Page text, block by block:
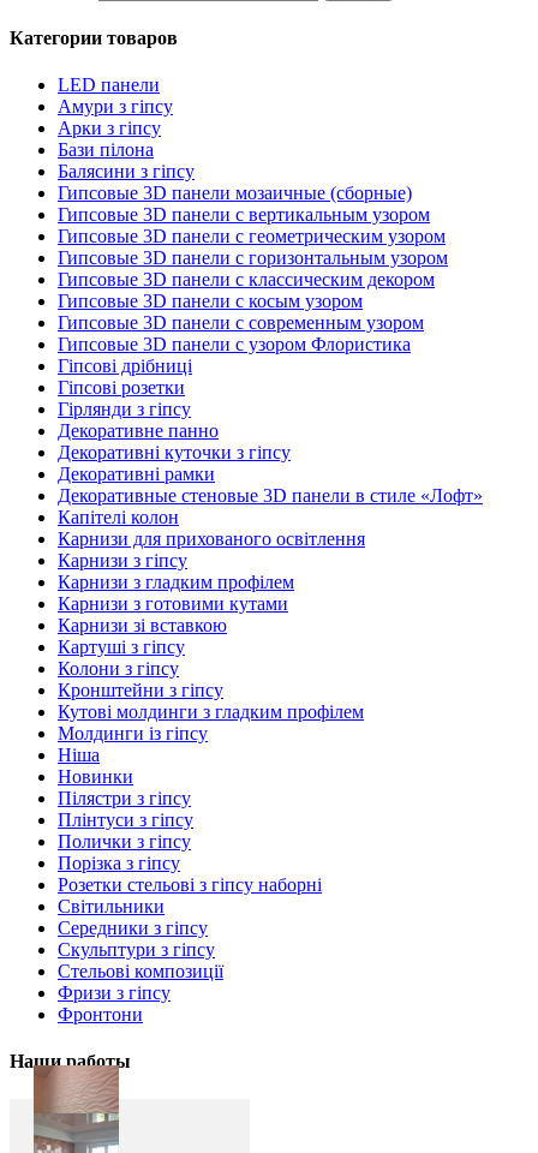
Категории товаров
LED панели
Амури з гіпсу
Арки з гіпсу
Бази пілона
Балясини з гіпсу
Гипсовые 3D панели мозаичные (сборные)
Гипсовые 3D панели с вертикальным узором
Гипсовые 3D панели с геометрическим узором
Гипсовые 3D панели с горизонтальным узором
Гипсовые 3D панели с классическим декором
Гипсовые 3D панели с косым узором
Гипсовые 3D панели с современным узором
Гипсовые 3D панели с узором Флористика
Гіпсові дрібниці
Гіпсові розетки
Гірлянди з гіпсу
Декоративне панно
Декоративні куточки з гіпсу
Декоративні рамки
Декоративные стеновые 3D панели в стиле «Лофт»
Капітелі колон
Карнизи для прихованого освітлення
Карнизи з гіпсу
Карнизи з гладким профілем
Карнизи з готовими кутами
Карнизи зі вставкою
Картуші з гіпсу
Колони з гіпсу
Кронштейни з гіпсу
Кутові молдинги з гладким профілем
Молдинги із гіпсу
Ніша
Новинки
Пілястри з гіпсу
Плінтуси з гіпсу
Полички з гіпсу
Порізка з гіпсу
Розетки стельові з гіпсу наборні
Світильники
Середники з гіпсу
Скульптури з гіпсу
Стельові композиції
Фризи з гіпсу
Фронтони
Наши работы